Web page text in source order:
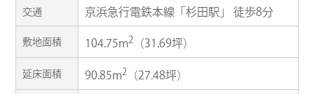
交通 京浜急行電鉄本線「杉田駅」 徒歩8分
敷地面積 104.75m2 （31.69坪）
延床面積 90.85m2 （27.48坪）